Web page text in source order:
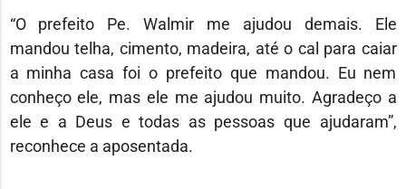
“O prefeito Pe. Walmir me ajudou demais. Ele
mandou telha, cimento, madeira, até o cal para caiar
a minha casa foi o prefeito que mandou. Eu nem
conheço ele, mas ele me ajudou muito. Agradeço a
ele e a Deus e todas as pessoas que ajudaram”,
reconhece a aposentada.